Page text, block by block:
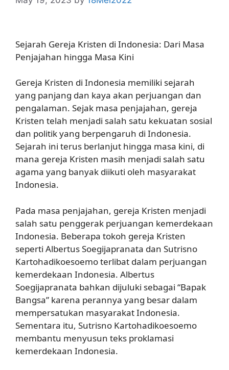
Sejarah Gereja Kristen di Indonesia: Dari Masa
Penjajahan hingga Masa Kini
Gereja Kristen di Indonesia memiliki sejarah
yang panjang dan kaya akan perjuangan dan
pengalaman. Sejak masa penjajahan, gereja
Kristen telah menjadi salah satu kekuatan sosial
dan politik yang berpengaruh di Indonesia.
Sejarah ini terus berlanjut hingga masa kini, di
mana gereja Kristen masih menjadi salah satu
agama yang banyak diikuti oleh masyarakat
Indonesia.
Pada masa penjajahan, gereja Kristen menjadi
salah satu penggerak perjuangan kemerdekaan
Indonesia. Beberapa tokoh gereja Kristen
seperti Albertus Soegijapranata dan Sutrisno
Kartohadikoesoemo terlibat dalam perjuangan
kemerdekaan Indonesia. Albertus
Soegijapranata bahkan dijuluki sebagai “Bapak
Bangsa” karena perannya yang besar dalam
mempersatukan masyarakat Indonesia.
Sementara itu, Sutrisno Kartohadikoesoemo
membantu menyusun teks proklamasi
kemerdekaan Indonesia.